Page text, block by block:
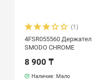
(1)
4FSR055560
SMODO CHROME
8 900 ₸
Наличие: Мало